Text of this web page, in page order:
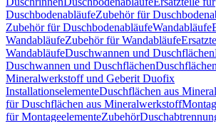
DuschbodenabläufeZubehör für
Zubehör für DuschbodenabläufeWandabläufe
WandabläufeZubehör für Wandabläufe
WandabläufeDuschwannen und Duschflächen
Duschwannen und Duschflächen
Mineralwerkstoff und Geberit Duofix
InstallationselementeDuschflächen aus
für Duschflächen aus Mineralwerkstoff
für MontageelementeZubehör